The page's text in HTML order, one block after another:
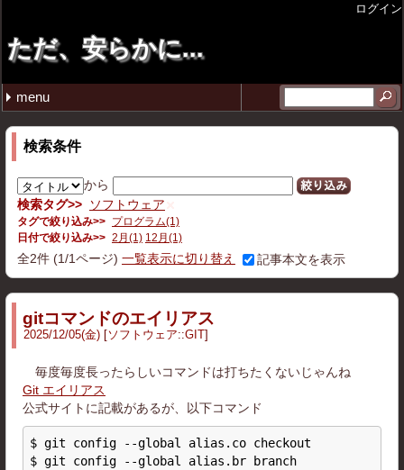
ログイン
ただ、安らかに...
menu
最近の記事
tmuxで垂直ペインを後から追加したい
週報 26年4月第4週目
週報 26年4月第3週目
週報 26年4月第2週目
週報 26年3月第4週目
月別の記事リスト
2026年 (20)
2026年07月 (1)
2026年04月 (3)
2026年03月 (6)
2026年02月 (2)
2026年01月 (8)
2025年 (27)
2025年12月 (5)
2025年11月 (2)
2025年10月 (3)
2025年09月 (3)
2025年08月 (5)
2025年03月 (2)
2025年02月 (4)
2025年01月 (3)
2024年 (12)
2024年12月 (8)
2024年11月 (2)
2024年08月 (1)
2024年02月 (1)
2023年 (1)
2023年12月 (1)
2022年 (2)
2022年11月 (1)
2022年10月 (1)
2020年 (1)
2020年12月 (1)
タグ雑記 (42)
自省 (12)
プログラム (12)
C++ (5)
11 (5)
VirtualBox (1)
Linux (2)
tmux (1)
ゲーム (5)
スマブラSP (1)
スプラトゥーン3 (1)
ストリートファイター6 (3)
コミックマーケット (4)
その他 (2)
仕事 (1)
ガジェット (3)
ソフトウェア (2)
GIT (2)
無印良品 (1)
イラスト (4)
ポエム (1)
圏論 (1)
音楽 (1)
検索条件
から 絞り込み
検索タグ ソフトウェア
タグで絞り込み
プログラム(1)
日付で絞り込み
2月(1) 12月(1)
全2件 (1/1ページ) 一覧表示に切り替え 記事本文を表示
gitコマンドのエイリアス
2025/12/05(金) ソフトウェア::GIT
毎度毎度長ったらしいコマンドは打ちたくないじゃんね
Git エイリアス
公式サイトに記載があるが、以下コマンド
$ git config --global alias.co checkout
$ git config --global alias.br branch